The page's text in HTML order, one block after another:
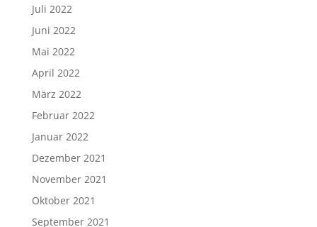
Juli 2022
Juni 2022
Mai 2022
April 2022
März 2022
Februar 2022
Januar 2022
Dezember 2021
November 2021
Oktober 2021
September 2021